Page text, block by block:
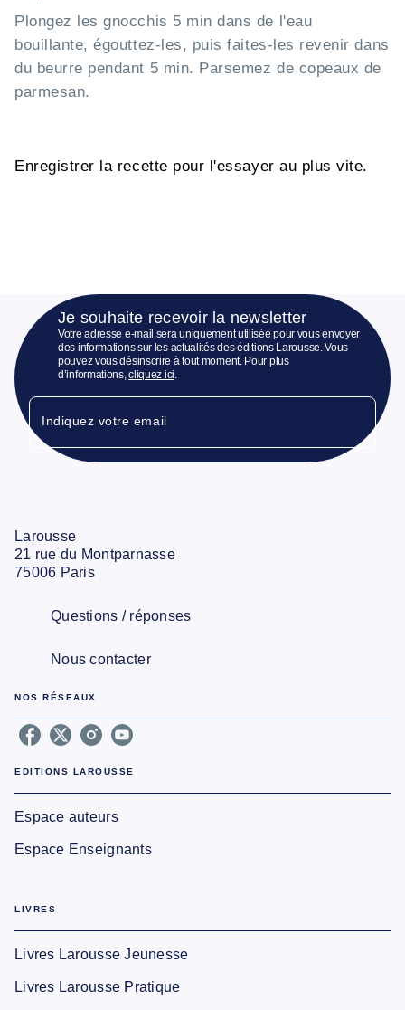
Plongez les gnocchis 5 min dans de l'eau
bouillante, égouttez-les, puis faites-les revenir dans
du beurre pendant 5 min. Parsemez de copeaux de
parmesan.
Enregistrer la recette pour l'essayer au plus vite.
Je souhaite recevoir la newsletter
Votre adresse e-mail sera uniquement utilisée pour vous envoyer
des informations sur les actualités des éditions Larousse. Vous
pouvez vous désinscrire à tout moment. Pour plus
d’informations,cliquez ici
Indiquez votre email
Larousse
21 rue du Montparnasse
75006 Paris
Questions / réponses
Nous contacter
NOS RÉSEAUX
EDITIONS LAROUSSE
Espace auteurs
Espace Enseignants
LIVRES
Livres Larousse Jeunesse
Livres Larousse Pratique